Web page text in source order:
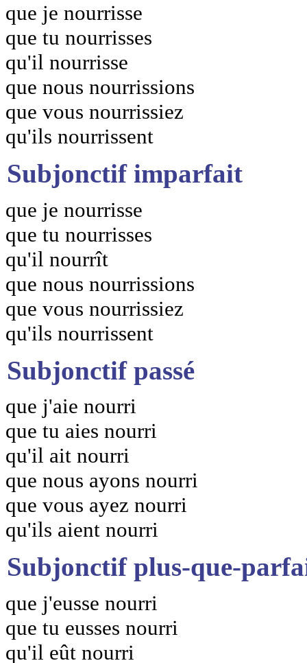
que je nourrisse
que tu nourrisses
qu'il nourrisse
que nous nourrissions
que vous nourrissiez
qu'ils nourrissent
Subjonctif imparfait
que je nourrisse
que tu nourrisses
qu'il nourrît
que nous nourrissions
que vous nourrissiez
qu'ils nourrissent
Subjonctif passé
que j'aie nourri
que tu aies nourri
qu'il ait nourri
que nous ayons nourri
que vous ayez nourri
qu'ils aient nourri
Subjonctif plus-que-
que j'eusse nourri
que tu eusses nourri
qu'il eût nourri